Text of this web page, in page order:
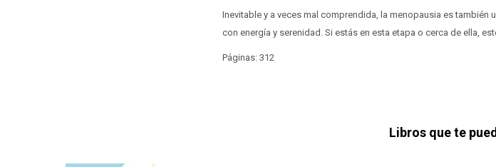
Inevitable y a veces mal comprendida, la menopausia es
con energía y serenidad. Si estás en esta etapa o cerca de ella,
Páginas: 312
Libros que te